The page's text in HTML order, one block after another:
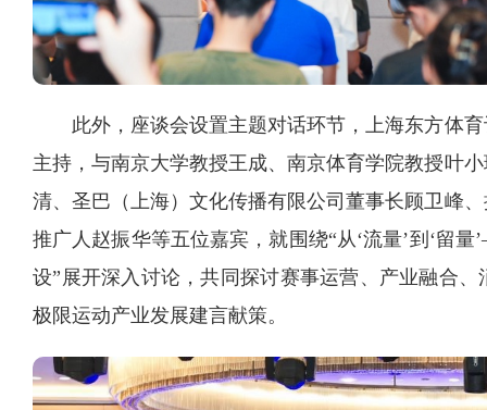
此外，座谈会设置主题对话环节，上海东方体
主持，与南京大学教授王成、南京体育学院教授叶
清、圣巴（上海）文化传播有限公司董事长顾卫峰
推广人赵振华等五位嘉宾，就围绕“从‘流量’到‘留
设”展开深入讨论，共同探讨赛事运营、产业融合
极限运动产业发展建言献策。